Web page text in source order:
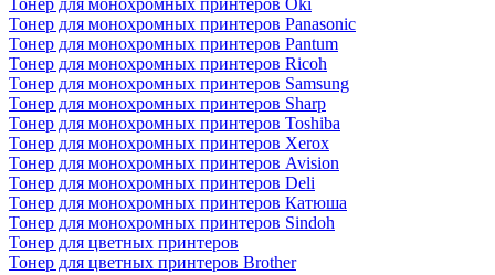
Тонер для монохромных принтеров Oki
Тонер для монохромных принтеров Panasonic
Тонер для монохромных принтеров Pantum
Тонер для монохромных принтеров Ricoh
Тонер для монохромных принтеров Samsung
Тонер для монохромных принтеров Sharp
Тонер для монохромных принтеров Toshiba
Тонер для монохромных принтеров Xerox
Тонер для монохромных принтеров Avision
Тонер для монохромных принтеров Deli
Тонер для монохромных принтеров Катюша
Тонер для монохромных принтеров Sindoh
Тонер для цветных принтеров
Тонер для цветных принтеров Brother